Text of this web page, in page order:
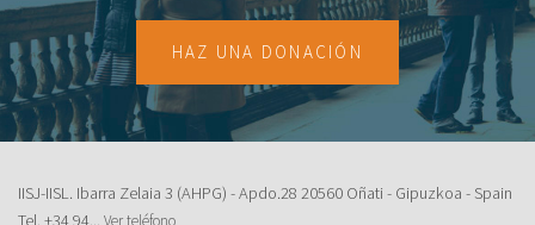
HAZ UNA DONACIÓN
IISJ-IISL. Ibarra Zelaia 3 (AHPG) - Apdo.28 20560 Oñati - Gipuzkoa - Spain
Tel. +34 94... Ver teléfono